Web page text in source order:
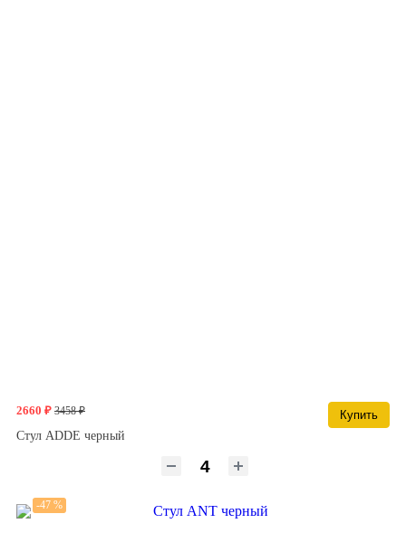
2660 ₽ 3458 ₽
Купить
Стул ADDE черный
-47 %